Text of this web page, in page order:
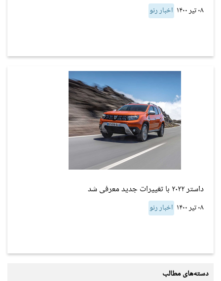
۰۸ تیر ۱۴۰۰ اخبار رنو
داستر ۲۰۲۲ با تغییرات جدید معرفی شد
۰۸ تیر ۱۴۰۰ اخبار رنو
دسته‌های مطالب